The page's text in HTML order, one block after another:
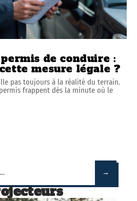
de conduire :
mesure légale ?
pas toujours à la réalité du terrain.
frappent dès la minute où le